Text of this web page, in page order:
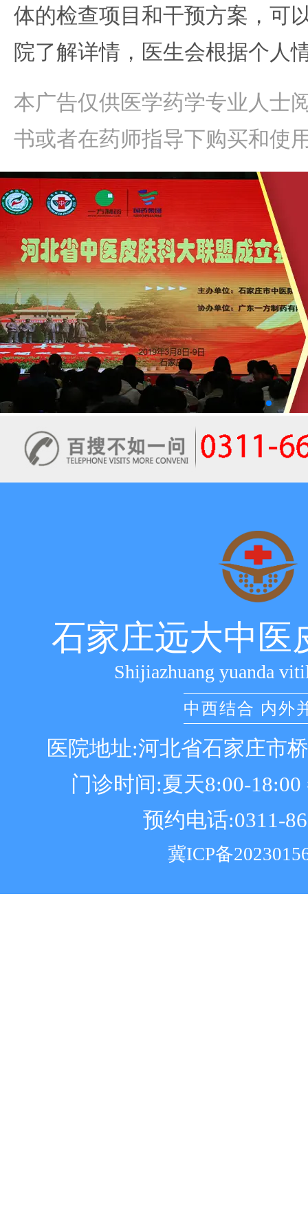
体的检查项目和干预方案，可
院了解详情，医生会根据个人
本广告仅供医学药学专业人士
书或者在药师指导下购买和使
石家庄远大中医
Shijiazhuang yuanda
中西结合 内外
医院地址:河北省石家庄市
门诊时间:夏天8:00-18:00
预约电话:0311-
冀ICP备